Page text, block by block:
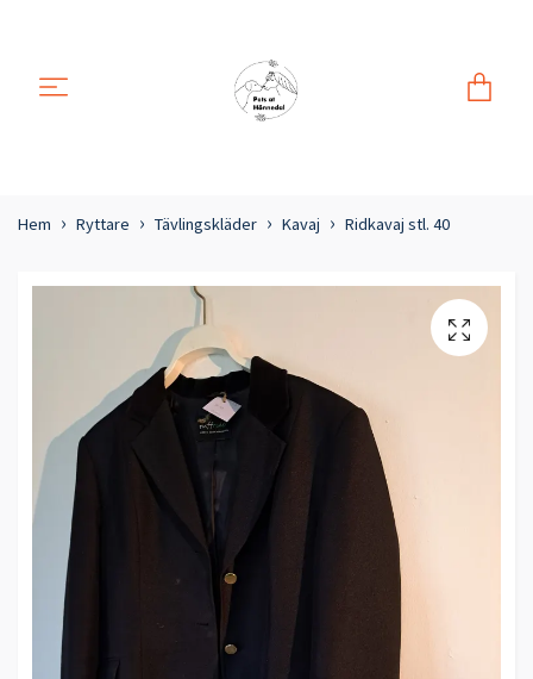
Hem Ryttare Tävlingskläder Kavaj Ridkavaj stl. 40